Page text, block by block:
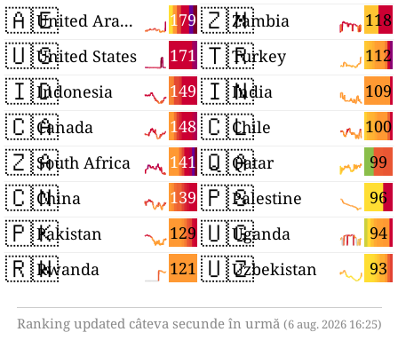
🇦🇪 179
United Arab Emirates
🇺🇸 171
United States
🇮🇩 149
Indonesia
🇨🇦 148
Canada
🇿🇦 141
South Africa
🇨🇳 139
China
🇵🇰 129
Pakistan
🇷🇼 121
Rwanda
🇿🇲 118
Zambia
🇹🇷 112
Turkey
🇮🇳 109
India
🇨🇱 100
Chile
🇶🇦 99
Qatar
🇵🇸 96
Palestine
🇺🇬 94
Uganda
🇺🇿 93
Uzbekistan
Ranking updated câteva secunde în urmă (6 aug. 2026 16:25)